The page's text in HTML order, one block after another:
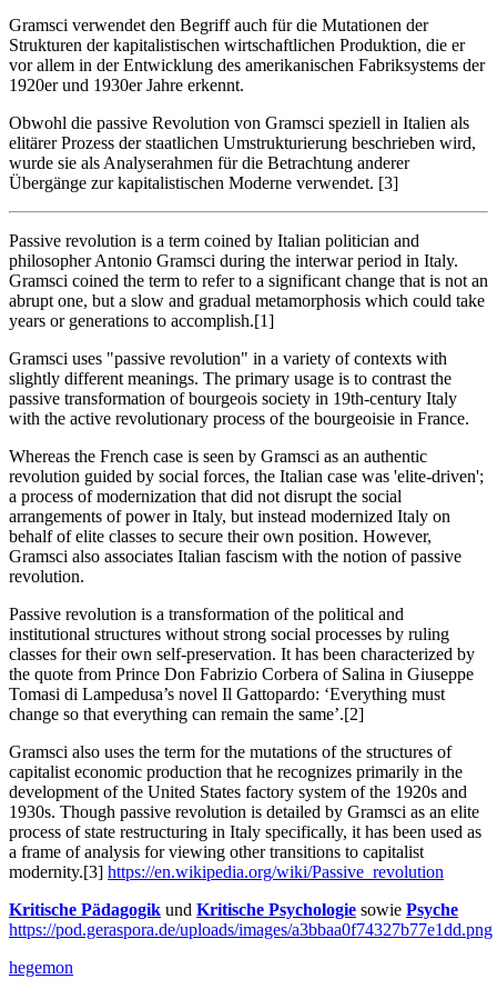
Gramsci verwendet den Begriff auch für die Mutationen der
Strukturen der kapitalistischen wirtschaftlichen Produktion, die er
vor allem in der Entwicklung des amerikanischen Fabriksystems der
1920er und 1930er Jahre erkennt.
Obwohl die passive Revolution von Gramsci speziell in Italien als
elitärer Prozess der staatlichen Umstrukturierung beschrieben wird,
wurde sie als Analyserahmen für die Betrachtung anderer
Übergänge zur kapitalistischen Moderne verwendet. [3]
Passive revolution is a term coined by Italian politician and
philosopher Antonio Gramsci during the interwar period in Italy.
Gramsci coined the term to refer to a significant change that is not an
abrupt one, but a slow and gradual metamorphosis which could take
years or generations to accomplish.[1]
Gramsci uses "passive revolution" in a variety of contexts with
slightly different meanings. The primary usage is to contrast the
passive transformation of bourgeois society in 19th-century Italy
with the active revolutionary process of the bourgeoisie in France.
Whereas the French case is seen by Gramsci as an authentic
revolution guided by social forces, the Italian case was 'elite-driven';
a process of modernization that did not disrupt the social
arrangements of power in Italy, but instead modernized Italy on
behalf of elite classes to secure their own position. However,
Gramsci also associates Italian fascism with the notion of passive
revolution.
Passive revolution is a transformation of the political and
institutional structures without strong social processes by ruling
classes for their own self-preservation. It has been characterized by
the quote from Prince Don Fabrizio Corbera of Salina in Giuseppe
Tomasi di Lampedusa’s novel Il Gattopardo: ‘Everything must
change so that everything can remain the same’.[2]
Gramsci also uses the term for the mutations of the structures of
capitalist economic production that he recognizes primarily in the
development of the United States factory system of the 1920s and
1930s. Though passive revolution is detailed by Gramsci as an elite
process of state restructuring in Italy specifically, it has been used as
a frame of analysis for viewing other transitions to capitalist
modernity.[3] https://en.wikipedia.org/wiki/Passive_revolution
Kritische Pädagogik und Kritische Psychologie sowie Psyche
https://pod.geraspora.de/uploads/images/a3bbaa0f74327b77e1dd.png
hegemon